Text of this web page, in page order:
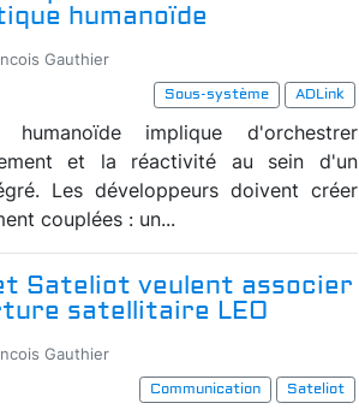
humanoïde
Gauthier
Sous-système
ADLink
implique d'orchestrer
et la réactivité au sein d'un
Les développeurs doivent créer
couplées : un...
Sateliot veulent associer
satellitaire LEO
Gauthier
Communication
Sateliot